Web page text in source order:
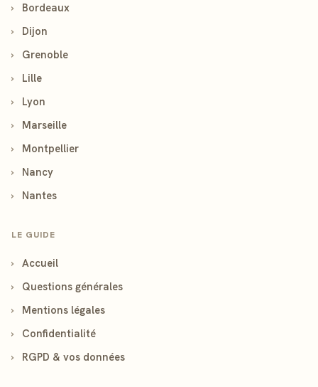
›
Bordeaux
›
Dijon
›
Grenoble
›
Lille
›
Lyon
›
Marseille
›
Montpellier
›
Nancy
›
Nantes
LE GUIDE
›
Accueil
›
Questions générales
›
Mentions légales
›
Confidentialité
›
RGPD & vos données